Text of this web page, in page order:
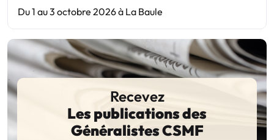
Du 1 au 3 octobre 2026 à La Baule
Recevez
Les publications des
Généralistes CSMF